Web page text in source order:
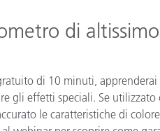
di
di 10 minuti,
gli effetti speciali. Se
le caratteristiche di